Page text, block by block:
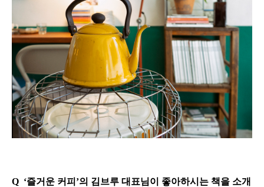
Q ‘즐거운 커피’의 김브루 대표님이 좋아하시는 책을 소개